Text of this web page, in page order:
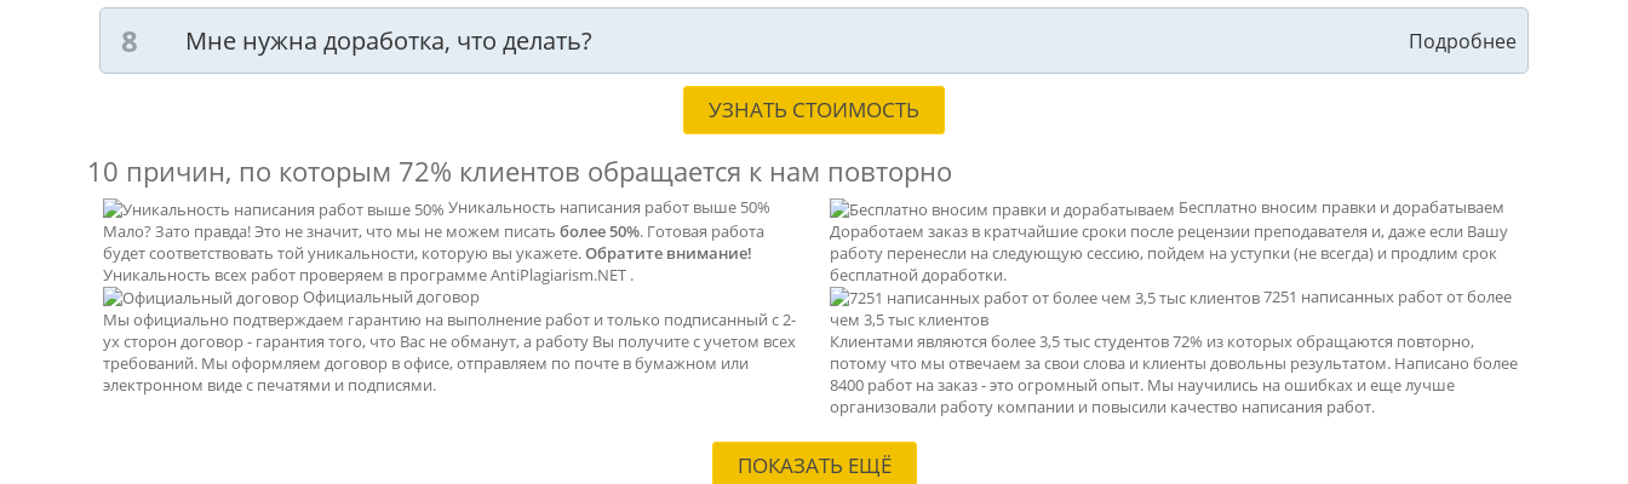
Мне нужна доработка, что делать?
УЗНАТЬ СТОИМОСТЬ
10 причин, по которым 72% клиентов обращается к нам повторно
Уникальность написания работ выше 50%
Мало? Зато правда! Это не значит, что мы не можем писать более 50%. Готовая работа
будет соответствовать той уникальности, которую вы укажете.Обратите внимание!
Уникальность всех работ проверяем в программе AntiPlagiarism.NET .
Официальный договор
Мы официально подтверждаем гарантию на выполнение работ и только подписанный с 2-
ух сторон договор - гарантия того, что Вас не обманут, а работу Вы получите с учетом всех
требований. Мы оформляем договор в офисе, отправляем по почте в бумажном или
электронном виде с печатями и подписями.
Бесплатно вносим правки и дорабатываем
Доработаем заказ в кратчайшие сроки после рецензии преподавателя и, даже если Вашу
работу перенесли на следующую сессию, пойдем на уступки (не всегда) и продлим срок
бесплатной доработки.
7251 написанных работ от более
чем 3,5 тыс клиентов
Клиентами являются более 3,5 тыс студентов 72% из которых обращаются повторно,
потому что мы отвечаем за свои слова и клиенты довольны результатом. Написано более
8400 работ на заказ - это огромный опыт. Мы научились на ошибках и еще лучше
организовали работу компании и повысили качество написания работ.
ПОКАЗАТЬ ЕЩЁ